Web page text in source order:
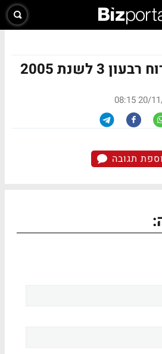
3 לשנת 2005
20/11/
תגובה